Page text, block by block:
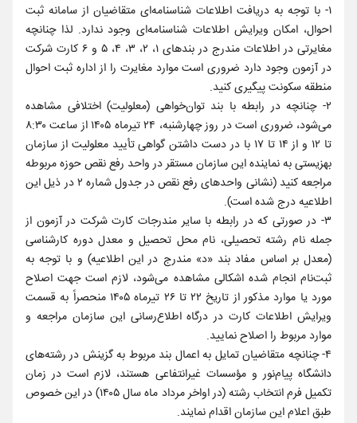
۱- با توجه به دریافت اطلاعات شناسنامه‌ای متقاضیان از سامانه ثبت
احوال، امکان ویرایش اطلاعات شناسنامه‌ای وجود ندارد. لذا چنانچه
مغایرتی در اطلاعات مندرج در بندهای ۱، ۲، ۳، ۴، ۵ و ۶ کارت شرکت
در آزمون وجود دارد ضروری است موارد مغایرت را از اداره ثبت احوال
منطقه سکونت پیگیری کنید.
۲- چنانچه‌ در رابطه با بند توان‌خواهی (معلولیت) اختلافی مشاهده
می‌شود، ضروری است در روز چهارشنبه، ۲۴ تیرماه ۱۴۰۵ از ساعت ۸:۳۰
تا ۱۲ و از ۱۴ تا ۱۷ با در دست داشتن گواهی تأیید معلولیت از سازمان
بهزیستی به نماینده این سازمان مستقر در واحد رفع نقص حوزه مربوطه
مراجعه کنید (نشانی واحدهای رفع نقص در جدول شماره ۲ در ذیل این
اطلاعیه درج شده است).
۳- در صورتی که‌ در رابطه‌ با سایر مندرجات‌ کارت شرکت در آزمون از
جمله نام رشته تحصیلی، نام محل تحصیل و معدل دوره کارشناسی
(معدل بر اساس مفاد بند «د‍» مندرج در این اطلاعیه) و با توجه‌ به‌
ثبت‌نام انجام شده اشکالی‌ مشاهده‌ می‌شود، لازم است جهت اصلاح
مورد یا موارد مذکور از تاریخ ۲۲ تا ۲۶ تیرماه ۱۴۰۵ منحصراً به قسمت
ویرایش اطلاعات کارت در درگاه اطلاع‌رسانی این سازمان مراجعه و
موارد مربوط را اصلاح نمایید.
۴- چنانچه متقاضیان تمایل به اعمال بند مربوط به گزینش در رشته‌های
دانشگاه پیام‌نور و مؤسسات غیرانتفاعی هستند، لازم است در زمان
تکمیل فرم انتخاب رشته (در اواخر مرداد ماه سال ۱۴۰۵) در این خصوص
طبق اعلام این سازمان اقدام نمایند.